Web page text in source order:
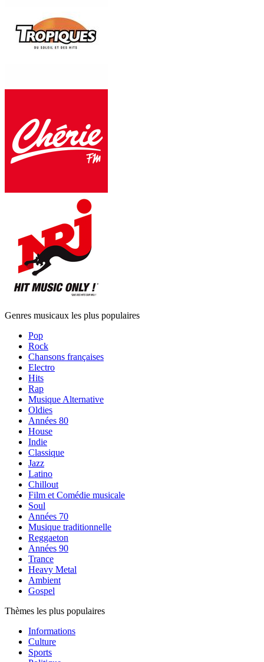
Genres musicaux les plus populaires
Pop
Rock
Chansons françaises
Electro
Hits
Rap
Musique Alternative
Oldies
Années 80
House
Indie
Classique
Jazz
Latino
Chillout
Film et Comédie musicale
Soul
Années 70
Musique traditionnelle
Reggaeton
Années 90
Trance
Heavy Metal
Ambient
Gospel
Thèmes les plus populaires
Informations
Culture
Sports